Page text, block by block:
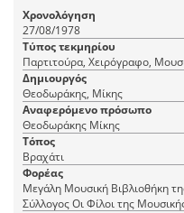
Χρονολόγηση
27/08/1978
Τύπος τεκμηρίου
Παρτιτούρα, Χειρόγραφο,
Δημιουργός
Θεοδωράκης, Μίκης
Αναφερόμενο πρόσωπο
Θεοδωράκης Μίκης
Τόπος
Βραχάτι
Φορέας
Μεγάλη Μουσική Βιβλιοθήκη
Σύλλογος Οι Φίλοι της